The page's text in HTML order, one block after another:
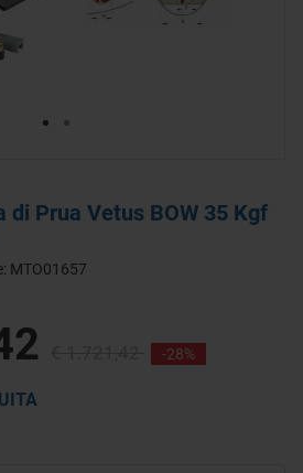
di Prua Vetus BOW 35 Kgf
MTO01657
-28%